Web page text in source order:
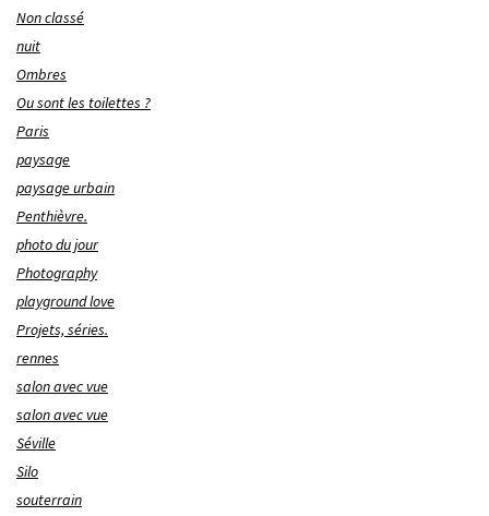
Non classé
nuit
Ombres
Ou sont les toilettes ?
Paris
paysage
paysage urbain
Penthièvre.
photo du jour
Photography
playground love
Projets, séries.
rennes
salon avec vue
salon avec vue
Séville
Silo
souterrain